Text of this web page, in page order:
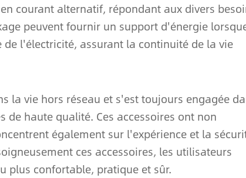
courant alternatif, répondant aux divers
peuvent fournir un support d'énergie
l'électricité, assurant la continuité de la vie
la vie hors réseau et s'est toujours engagée
haute qualité. Ces accessoires ont non
également sur l'expérience et la
ces accessoires, les utilisateurs
plus confortable, pratique et sûr.